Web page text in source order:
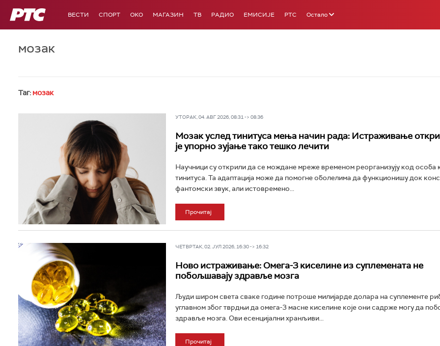
РТС ВЕСТИ СПОРТ OKO МАГАЗИН ТВ РАДИО ЕМИСИЈЕ РТС Остало
мозак
Таг: мозак
УТОРАК, 04. АВГ 2026, 08:31 -> 08:36
Мозак услед тинитуса мења начин рада: Истраживање
је упорно зујање тако тешко лечити
Научници су открили да се мождане мреже временом реорганизују код особа
тинитуса. Та адаптација може да помогне оболелима да функционишу док
фантомски звук, али истовремено...
Прочитај
ЧЕТВРТАК, 02. ЈУЛ 2026, 16:30 -> 16:32
Ново истраживање: Омега-3 киселине из суплемената не
побољшавају здравље мозга
Људи широм света сваке године потроше милијарде долара на суплементе
углавном због тврдњи да омега-3 масне киселине које они садрже могу да
здравље мозга. Ови есенцијални хранљиви...
Прочитај